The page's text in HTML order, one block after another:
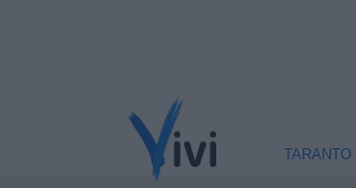
TARANTO